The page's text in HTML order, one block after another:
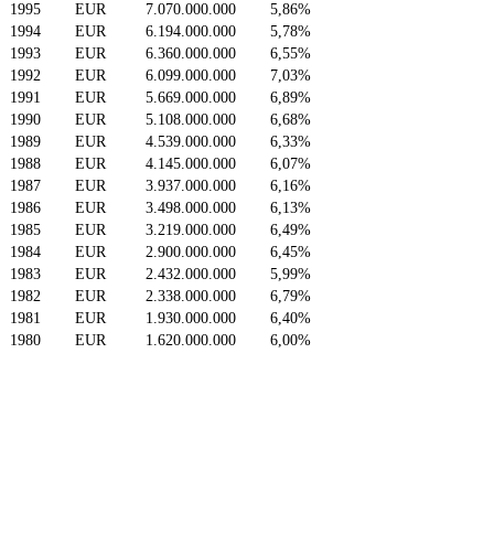
1995
EUR 7.070.000.000
5,86%
1994
EUR 6.194.000.000
5,78%
1993
EUR 6.360.000.000
6,55%
1992
EUR 6.099.000.000
7,03%
1991
EUR 5.669.000.000
6,89%
1990
EUR 5.108.000.000
6,68%
1989
EUR 4.539.000.000
6,33%
1988
EUR 4.145.000.000
6,07%
1987
EUR 3.937.000.000
6,16%
1986
EUR 3.498.000.000
6,13%
1985
EUR 3.219.000.000
6,49%
1984
EUR 2.900.000.000
6,45%
1983
EUR 2.432.000.000
5,99%
1982
EUR 2.338.000.000
6,79%
1981
EUR 1.930.000.000
6,40%
1980
EUR 1.620.000.000 6,00%